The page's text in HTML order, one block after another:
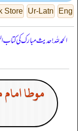
Eng
Ur-Latn
Store
الحمدللہ! حدیث مبارک کی
موطا